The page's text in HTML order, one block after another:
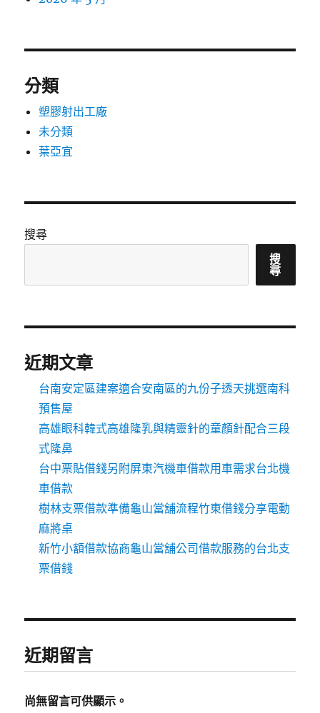
分類
塑膠射出工廠
未分類
葉亞宜
搜尋
搜
尋
近期文章
台南安定區建案適合安南區的九份子透天挑選南科
預售屋
高雄眼科韓式高雄隆乳與精靈針的童顏針配合三段
式隆鼻
台中票貼借錢另附屏東汽機車借款用車需求台北機
車借款
樹林支票借款準備龜山當舖流程竹東借錢分享電動
麻將桌
新竹小額借款協商龜山當舖公司借款服務的台北支
票借錢
近期留言
尚無留言可供顯示。